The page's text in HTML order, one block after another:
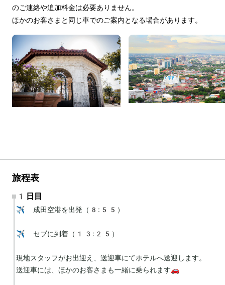
のご連絡や追加料金は必要ありません。
ほかのお客さまと同じ車でのご案内となる場合があります。
旅程表
1日目
✈️ 成田空港を出発（8:55）
✈️ セブに到着（13:25）
現地スタッフがお出迎え、送迎車にてホテルへ送迎します。
送迎車には、ほかのお客さまも一緒に乗られます🚗